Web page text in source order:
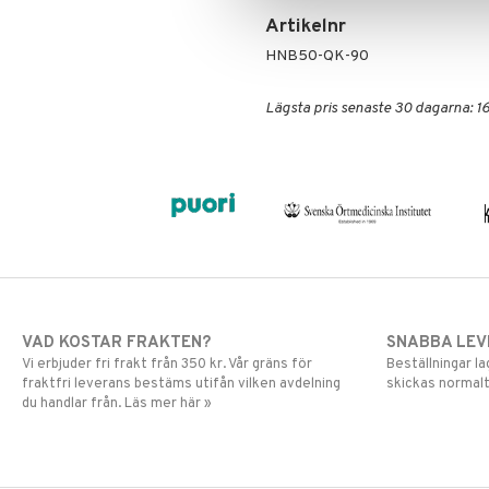
Artikelnr
HNB50-QK-90
Lägsta pris senaste 30 dagarna:
VAD KOSTAR FRAKTEN?
Vi erbjuder fri frakt från 350 kr. Vår gräns för
fraktfri leverans bestäms utifån vilken avdelning
du handlar från. Läs mer här »
SNABBA
Beställningar
skickas